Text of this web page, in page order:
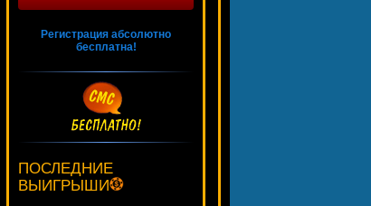
Регистрация абсолютно
бесплатна!
ПОСЛЕДНИЕ
ВЫИГРЫШИ
959 ₽
drink***